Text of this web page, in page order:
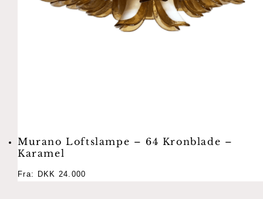
Murano Loftslampe – 64 Kronblade –
Karamel
Fra: DKK 24.000